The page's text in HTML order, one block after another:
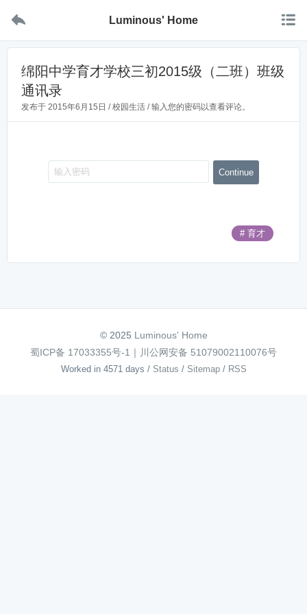
 Luminous' Home 
绵阳中学育才学校三初2015级（二班）班级
通讯录
发布于 2015年6月15日 /校园生活 / 输入您的密码以查看评论。
# 育才
© 2025 Luminous' Home
蜀ICP备 17033355号-1 ｜ 川公网安备 51079002110076号
Worked in 4571 days / Status / Sitemap / RSS